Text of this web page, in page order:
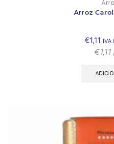
Arroz
€1,11 IVA
€1,11